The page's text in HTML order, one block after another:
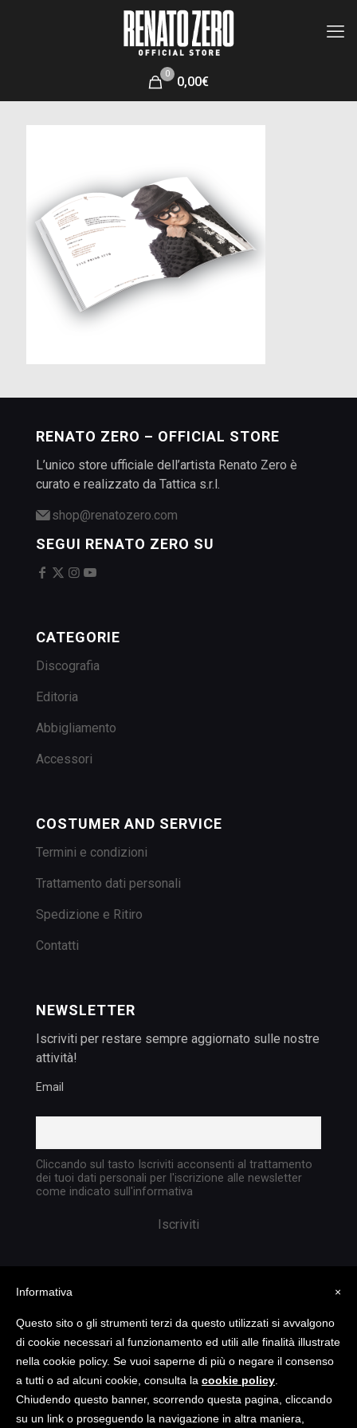
0
0,00€
RENATO ZERO – OFFICIAL STORE
L’unico store ufficiale dell’artista Renato Zero è
curato e realizzato da Tattica s.r.l.
shop@renatozero.com
SEGUI RENATO ZERO SU
CATEGORIE
Discografia
Editoria
Abbigliamento
Accessori
COSTUMER AND SERVICE
Termini e condizioni
Trattamento dati personali
Spedizione e Ritiro
Contatti
NEWSLETTER
Iscriviti per restare sempre aggiornato sulle nostre
attività!
Email
Cliccando sul tasto Iscriviti acconsenti al trattamento
dei tuoi dati personali per l'iscrizione alle newsletter
come indicato sull'informativa
Copyright @ 2023 TATTICA S.R.L. | All rights
reserved | P.I. 05903351004
×
Informativa
Questo sito o gli strumenti terzi da questo utilizzati si avvalgono
di cookie necessari al funzionamento ed utili alle finalità illustrate
nella cookie policy. Se vuoi saperne di più o negare il consenso
a tutti o ad alcuni cookie, consulta la cookie policy
Chiudendo questo banner, scorrendo questa pagina, cliccando
su un link o proseguendo la navigazione in altra maniera,